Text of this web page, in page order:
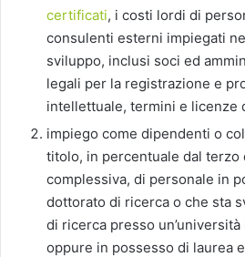
certificati, i costi lordi di
consulenti esterni impiegati
sviluppo, inclusi soci ed
legali per la registrazione e
intellettuale, termini e licenze
impiego come dipendenti o
titolo, in percentuale dal terzo
complessiva, di personale in
dottorato di ricerca o che sta
di ricerca presso
oppure in possesso di laurea